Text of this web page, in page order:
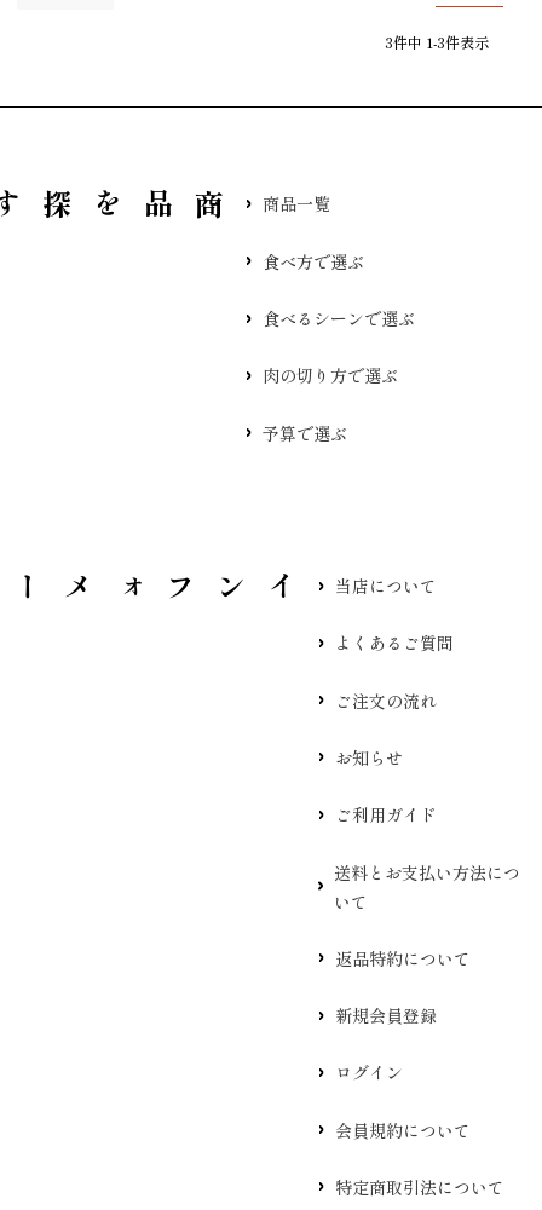
3件中 1-3件表示
す 商品一覧
食べ方で選ぶ
食べるシーンで選ぶ
肉の切り方で選ぶ
予算で選ぶ
当店について
よくあるご質問
ご注文の流れ
お知らせ
ご利用ガイド
送料とお支払い方法につ
いて
返品特約について
新規会員登録
ログイン
会員規約について
特定商取引法について